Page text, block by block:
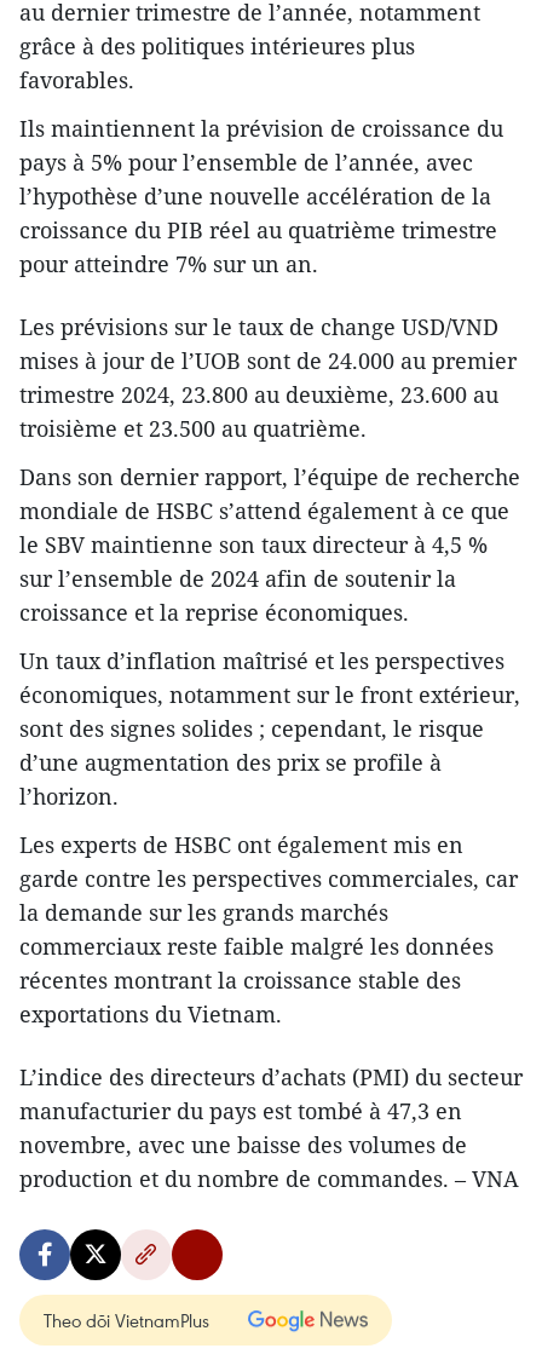
au dernier trimestre de l’année, notamment
grâce à des politiques intérieures plus
favorables.
Ils maintiennent la prévision de croissance du
pays à 5% pour l’ensemble de l’année, avec
l’hypothèse d’une nouvelle accélération de la
croissance du PIB réel au quatrième trimestre
pour atteindre 7% sur un an.
Les prévisions sur le taux de change USD/VND
mises à jour de l’UOB sont de 24.000 au premier
trimestre 2024, 23.800 au deuxième, 23.600 au
troisième et 23.500 au quatrième.
Dans son dernier rapport, l’équipe de recherche
mondiale de HSBC s’attend également à ce que
le SBV maintienne son taux directeur à 4,5 %
sur l’ensemble de 2024 afin de soutenir la
croissance et la reprise économiques.
Un taux d’inflation maîtrisé et les perspectives
économiques, notamment sur le front extérieur,
sont des signes solides ; cependant, le risque
d’une augmentation des prix se profile à
l’horizon.
Les experts de HSBC ont également mis en
garde contre les perspectives commerciales, car
la demande sur les grands marchés
commerciaux reste faible malgré les données
récentes montrant la croissance stable des
exportations du Vietnam.
L’indice des directeurs d’achats (PMI) du secteur
manufacturier du pays est tombé à 47,3 en
novembre, avec une baisse des volumes de
production et du nombre de commandes. – VNA
Theo dõi VietnamPlus